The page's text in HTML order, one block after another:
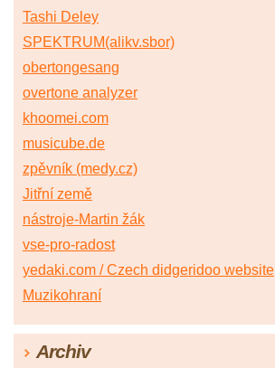
Tashi Deley
SPEKTRUM(alikv.sbor)
obertongesang
overtone analyzer
khoomei.com
musicube.de
zpěvník (medy.cz)
Jitřní země
nástroje-Martin žák
vse-pro-radost
yedaki.com / Czech didgeridoo website
Muzikohraní
Archiv